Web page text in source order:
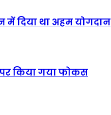
में दिया था अहम योगदान
किया गया फोकस